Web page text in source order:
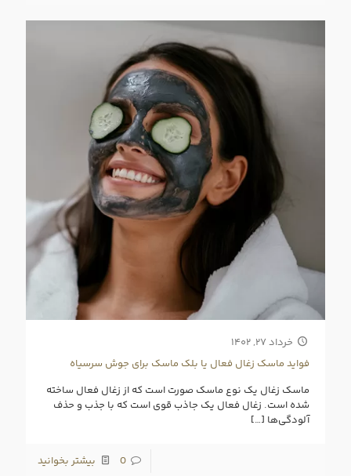
خرداد ۲۷, ۱۴۰۲
فواید ماسک زغال فعال یا بلک ماسک برای جوش سرسیاه
ماسک زغال یک نوع ماسک صورت است که از زغال فعال ساخته
شده است. زغال فعال یک جاذب قوی است که با جذب و حذف
آلودگی‌ها […]
0 بیشتر بخوانید